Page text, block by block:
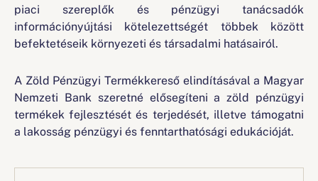
piaci szereplők és pénzügyi tanácsadók
információnyújtási kötelezettségét többek között
befektetéseik környezeti és társadalmi hatásairól.
A Zöld Pénzügyi Termékkereső elindításával a Magyar
Nemzeti Bank szeretné elősegíteni a zöld pénzügyi
termékek fejlesztését és terjedését, illetve támogatni
a lakosság pénzügyi és fenntarthatósági edukációját.